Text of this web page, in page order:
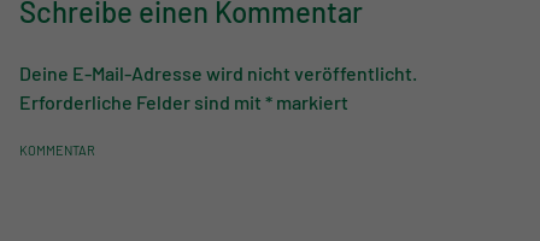
Schreibe einen Kommentar
Deine E-Mail-Adresse wird nicht veröffentlicht.
Erforderliche Felder sind mit * markiert
KOMMENTAR